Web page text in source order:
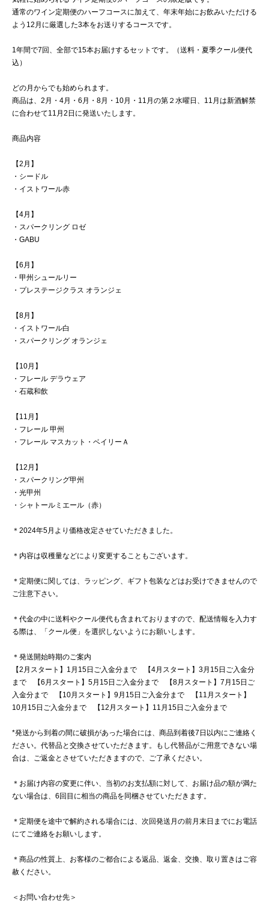
通常のワイン定期便のハーフコースに加えて、年末年始にお飲みいただける
よう12月に厳選した3本をお送りするコースです。
1年間で7回、全部で15本お届けするセットです。（送料・夏季クール便代
込）
どの月からでも始められます。
商品は、2月・4月・6月・8月・10月・11月の第２水曜日、11月は新酒解禁
に合わせて11月2日に発送いたします。
商品内容
【2月】
・シードル
・イストワール赤
【4月】
・スパークリング ロゼ
・GABU
【6月】
・甲州シュールリー
・プレステージクラス オランジェ
【8月】
・イストワール白
・スパークリング オランジェ
【10月】
・フレール デラウェア
・石蔵和飲
【11月】
・フレール 甲州
・フレール マスカット・ベイリーＡ
【12月】
・スパークリング甲州
・光甲州
・シャトールミエール（赤）
＊2024年5月より価格改定させていただきました。
＊内容は収穫量などにより変更することもございます。
＊定期便に関しては、ラッピング、ギフト包装などはお受けできませんので
ご注意下さい。
＊代金の中に送料やクール便代も含まれておりますので、配送情報を入力す
る際は、「クール便」を選択しないようにお願いします。
＊発送開始時期のご案内
【2月スタート】1月15日ご入金分まで 【4月スタート】3月15日ご入金分
まで 【6月スタート】5月15日ご入金分まで 【8月スタート】7月15日ご
入金分まで 【10月スタート】9月15日ご入金分まで 【11月スタート】
10月15日ご入金分まで 【12月スタート】11月15日ご入金分まで
*発送から到着の間に破損があった場合には、商品到着後7日以内にご連絡く
ださい。代替品と交換させていただきます。もし代替品がご用意できない場
合は、ご返金とさせていただきますので、ご了承ください。
＊お届け内容の変更に伴い、当初のお支払額に対して、お届け品の額が満た
ない場合は、6回目に相当の商品を同梱させていただきます。
＊定期便を途中で解約される場合には、次回発送月の前月末日までにお電話
にてご連絡をお願いします。
＊商品の性質上、お客様のご都合による返品、返金、交換、取り置きはご容
赦ください。
＜お問い合わせ先＞